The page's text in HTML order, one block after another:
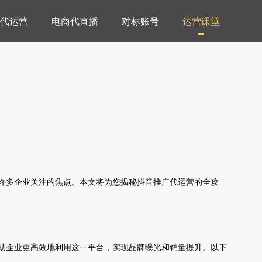
运营 电商代直播 对标账号 运营课堂
企业关注的焦点。本文将为您揭秘抖音推广代运营的全攻
业更高效地利用这一平台，实现品牌曝光和销量提升。以下